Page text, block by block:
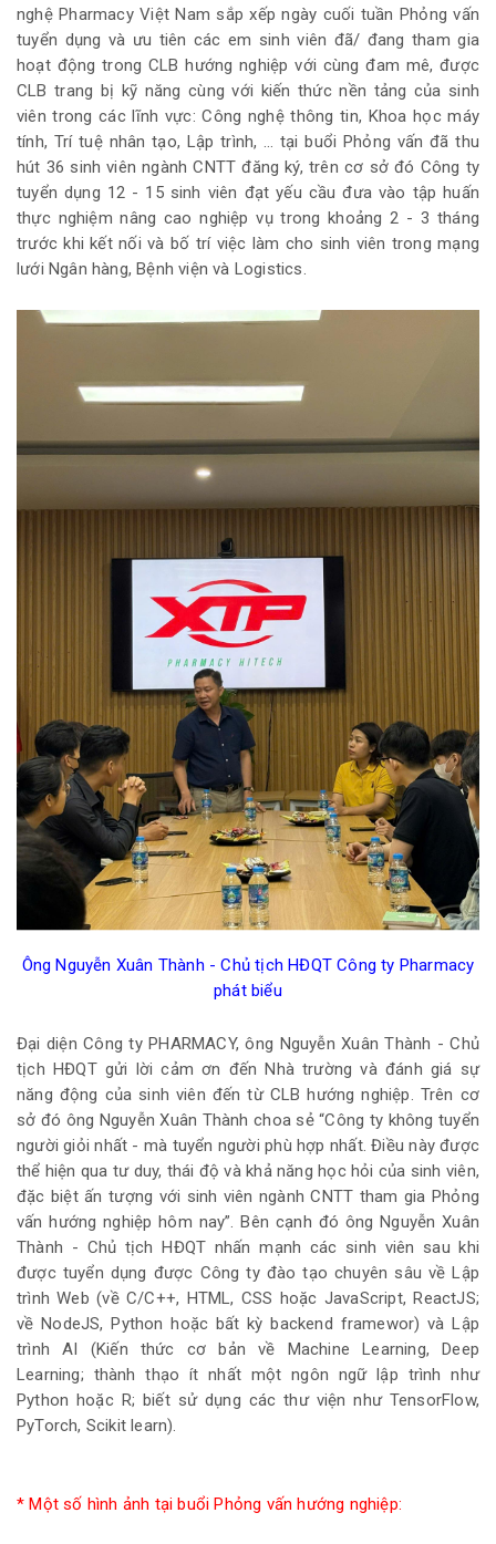
nghệ Pharmacy Việt Nam sắp xếp ngày cuối tuần Phỏng vấn
tuyển dụng và ưu tiên các em sinh viên đã/ đang tham gia
hoạt động trong CLB hướng nghiệp với cùng đam mê, được
CLB trang bị kỹ năng cùng với kiến thức nền tảng của sinh
viên trong các lĩnh vực: Công nghệ thông tin, Khoa học máy
tính, Trí tuệ nhân tạo, Lập trình, … tại buổi Phỏng vấn đã thu
hút 36 sinh viên ngành CNTT đăng ký, trên cơ sở đó Công ty
tuyển dụng 12 - 15 sinh viên đạt yếu cầu đưa vào tập huấn
thực nghiệm nâng cao nghiệp vụ trong khoảng 2 - 3 tháng
trước khi kết nối và bố trí việc làm cho sinh viên trong mạng
lưới Ngân hàng, Bệnh viện và Logistics.
Ông Nguyễn Xuân Thành - Chủ tịch HĐQT Công ty Pharmacy
phát biểu
Đại diện Công ty PHARMACY, ông Nguyễn Xuân Thành - Chủ
tịch HĐQT gửi lời cảm ơn đến Nhà trường và đánh giá sự
năng động của sinh viên đến từ CLB hướng nghiệp. Trên cơ
sở đó ông Nguyễn Xuân Thành choa sẻ “Công ty không tuyển
người giỏi nhất - mà tuyển người phù hợp nhất. Điều này được
thể hiện qua tư duy, thái độ và khả năng học hỏi của sinh viên,
đặc biệt ấn tượng với sinh viên ngành CNTT tham gia Phỏng
vấn hướng nghiệp hôm nay”. Bên cạnh đó ông Nguyễn Xuân
Thành - Chủ tịch HĐQT nhấn mạnh các sinh viên sau khi
được tuyển dụng được Công ty đào tạo chuyên sâu về Lập
trình Web (về C/C++, HTML, CSS hoặc JavaScript, ReactJS;
về NodeJS, Python hoặc bất kỳ backend framewor) và Lập
trình AI (Kiến thức cơ bản về Machine Learning, Deep
Learning; thành thạo ít nhất một ngôn ngữ lập trình như
Python hoặc R; biết sử dụng các thư viện như TensorFlow,
PyTorch, Scikit learn).
* Một số hình ảnh tại buổi Phỏng vấn hướng nghiệp: